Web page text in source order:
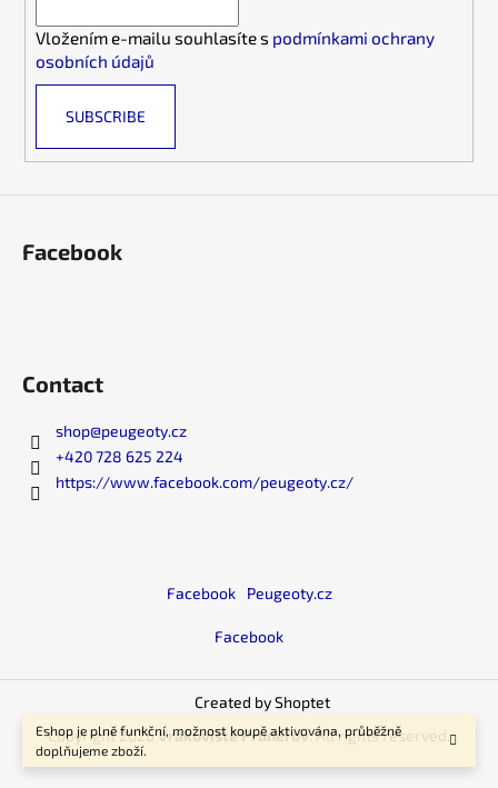
Eshop je plně funkční, možnost koupě aktivována, průběžně
doplňujeme zboží.
n
s
Vložením e-mailu souhlasíte s podmínkami ochrany
osobních údajů
SUBSCRIBE
Facebook
Contact
shop@peugeoty.cz
+420 728 625 224
https://www.facebook.com/peugeoty.cz/
Facebook Peugeoty.cz
Facebook
Created by Shoptet
Copyright 2026Vrakoviště Prunéřov. All rights reserved.